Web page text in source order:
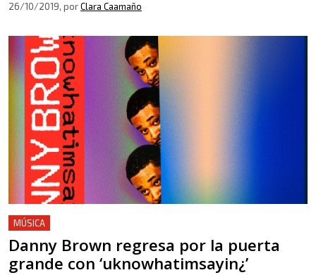
26/10/2019, porClara Caamaño
MÚSICA
Danny Brown regresa por la puerta
grande con ‘uknowhatimsayin¿’